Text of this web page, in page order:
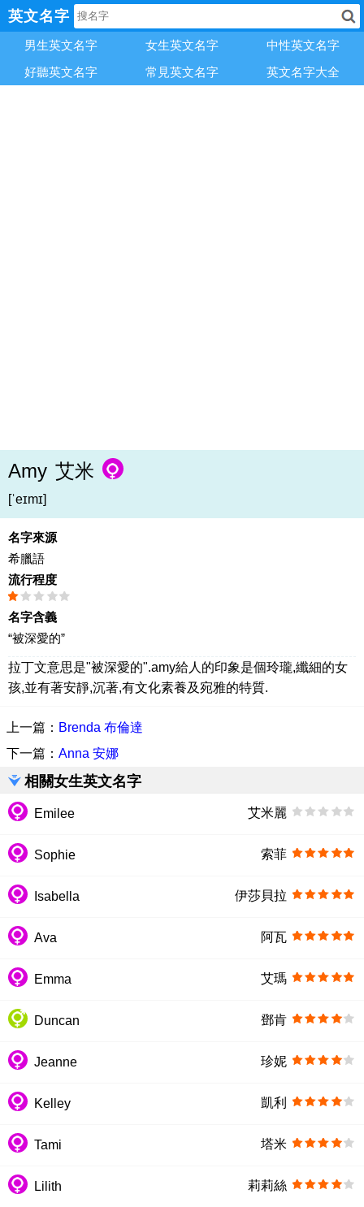
英文名字
男生英文名字 女生英文名字
中性英文名字
好聽英文名字
常見英文名字 英文名字大全
Amy 艾米
[ˈeɪmɪ]
名字來源
希臘語
流行程度
名字含義
“被深愛的”
拉丁文意思是"被深愛的".amy給人的印象是個玲瓏,纖細的女
孩,並有著安靜,沉著,有文化素養及宛雅的特質.
上一篇： Brenda 布倫達
下一篇： Anna 安娜
相關女生英文名字
Emilee 艾米麗
Sophie 索菲
Isabella 伊莎貝拉
Ava 阿瓦
Emma 艾瑪
Duncan 鄧肯
Jeanne 珍妮
Kelley 凱利
Tami 塔米
Lilith 莉莉絲